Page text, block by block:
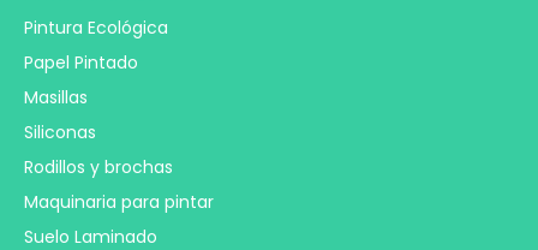
Pintura Ecológica
Papel Pintado
Masillas
Siliconas
Rodillos y brochas
Maquinaria para pintar
Suelo Laminado